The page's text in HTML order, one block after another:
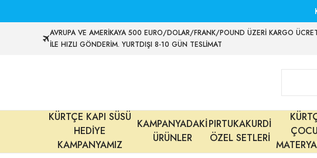
AVRUPA VE AMERİKAYA 500 EURO/DOLAR/FRANK/POUND ÜZERİ KARGO
İLE HIZLI GÖNDERİM. YURTDIŞI 8-10 GÜN TESLİMAT
KÜRTÇE KAPI SÜSÜ
HEDİYE
KAMPANYAMIZ
KAMPANYADAKİ
ÜRÜNLER
PIRTUKAKURDİ
ÖZEL SETLERİ